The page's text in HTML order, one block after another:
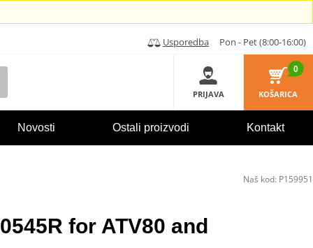
Usporedba Pon - Pet (8:00-16:00)
PRIJAVA
0
KOŠARICA
Novosti Ostali proizvodi Kontakt
for ATV80 and
Naš kod: P159951